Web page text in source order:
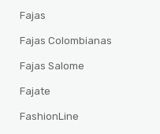
Fajas
Fajas Colombianas
Fajas Salome
Fajate
FashionLine